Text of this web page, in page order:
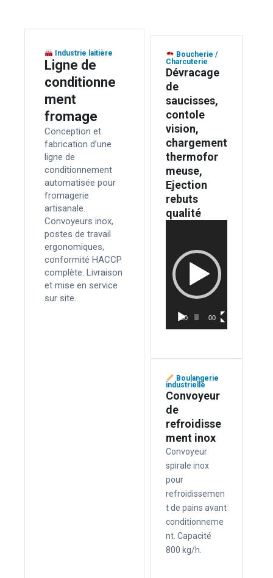
Industrie laitière
Ligne de
conditionne
ment
fromage
Conception et
fabrication d’une
ligne de
conditionnement
automatisée pour
fromagerie
artisanale.
Convoyeurs inox,
postes de travail
ergonomiques,
conformité HACCP
complète. Livraison
et mise en service
sur site.
Boucherie /
Charcuterie
Dévracage
de
saucisses,
contole
vision,
chargement
thermofor
meuse,
Ejection
rebuts
qualité
00:00 00:14
Boulangerie
industrielle
Convoyeur
de
refroidisse
ment inox
Convoyeur
spirale inox
pour
refroidissemen
t de pains avant
conditionneme
nt. Capacité
800 kg/h.